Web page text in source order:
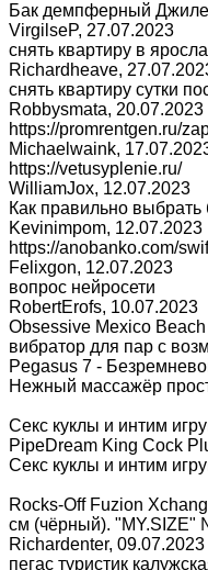
Бак демпферный
VirgilseP, 27.07.2023
снять квартиру в
Richardheave,
снять квартиру сутки
Robbysmata, 20.07.2023
https://promrentgen.ru/
Michaelwaink,
https://vetusyplenie.ru/
WilliamJox, 12.07.2023
Как правильно
Kevinimpom, 12.07.2023
https://anobanko.com/
Felixgon, 12.07.2023
вопрос нейросети
RobertErofs, 10.07.2023
Obsessive Mexico
вибратор для пар с
Pegasus 7 -
Нежный массажёр
Секс куклы и интим
PipeDream King Cock
Секс куклы и интим
Rocks-Off Fuzion
см (чёрный). "MY.SIZE"
Richardenter, 09.07.2023
пегас туристик